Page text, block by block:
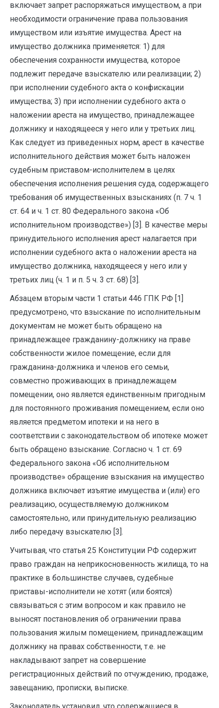
включает запрет распоряжаться имуществом, а при
необходимости ограничение права пользования
имуществом или изъятие имущества. Арест на
имущество должника применяется: 1) для
обеспечения сохранности имущества, которое
подлежит передаче взыскателю или реализации; 2)
при исполнении судебного акта о конфискации
имущества; 3) при исполнении судебного акта о
наложении ареста на имущество, принадлежащее
должнику и находящееся у него или у третьих лиц.
Как следует из приведенных норм, арест в качестве
исполнительного действия может быть наложен
судебным приставом-исполнителем в целях
обеспечения исполнения решения суда, содержащего
требования об имущественных взысканиях (п. 7 ч. 1
ст. 64 и ч. 1 ст. 80 Федерального закона «Об
исполнительном производстве») [3]. В качестве меры
принудительного исполнения арест налагается при
исполнении судебного акта о наложении ареста на
имущество должника, находящееся у него или у
третьих лиц (ч. 1 и п. 5 ч. 3 ст. 68) [3].
Абзацем вторым части 1 статьи 446 ГПК РФ [1]
предусмотрено, что взыскание по исполнительным
документам не может быть обращено на
принадлежащее гражданину-должнику на праве
собственности жилое помещение, если для
гражданина-должника и членов его семьи,
совместно проживающих в принадлежащем
помещении, оно является единственным пригодным
для постоянного проживания помещением, если оно
является предметом ипотеки и на него в
соответствии с законодательством об ипотеке может
быть обращено взыскание. Согласно ч. 1 ст. 69
Федерального закона «Об исполнительном
производстве» обращение взыскания на имущество
должника включает изъятие имущества и (или) его
реализацию, осуществляемую должником
самостоятельно, или принудительную реализацию
либо передачу взыскателю [3].
Учитывая, что статья 25 Конституции РФ содержит
право граждан на неприкосновенность жилища, то на
практике в большинстве случаев, судебные
приставы-исполнители не хотят (или боятся)
связываться с этим вопросом и как правило не
выносят постановления об ограничении права
пользования жилым помещением, принадлежащим
должнику на правах собственности, т.е. не
накладывают запрет на совершение
регистрационных действий по отчуждению, продаже,
завещанию, прописки, выписке.